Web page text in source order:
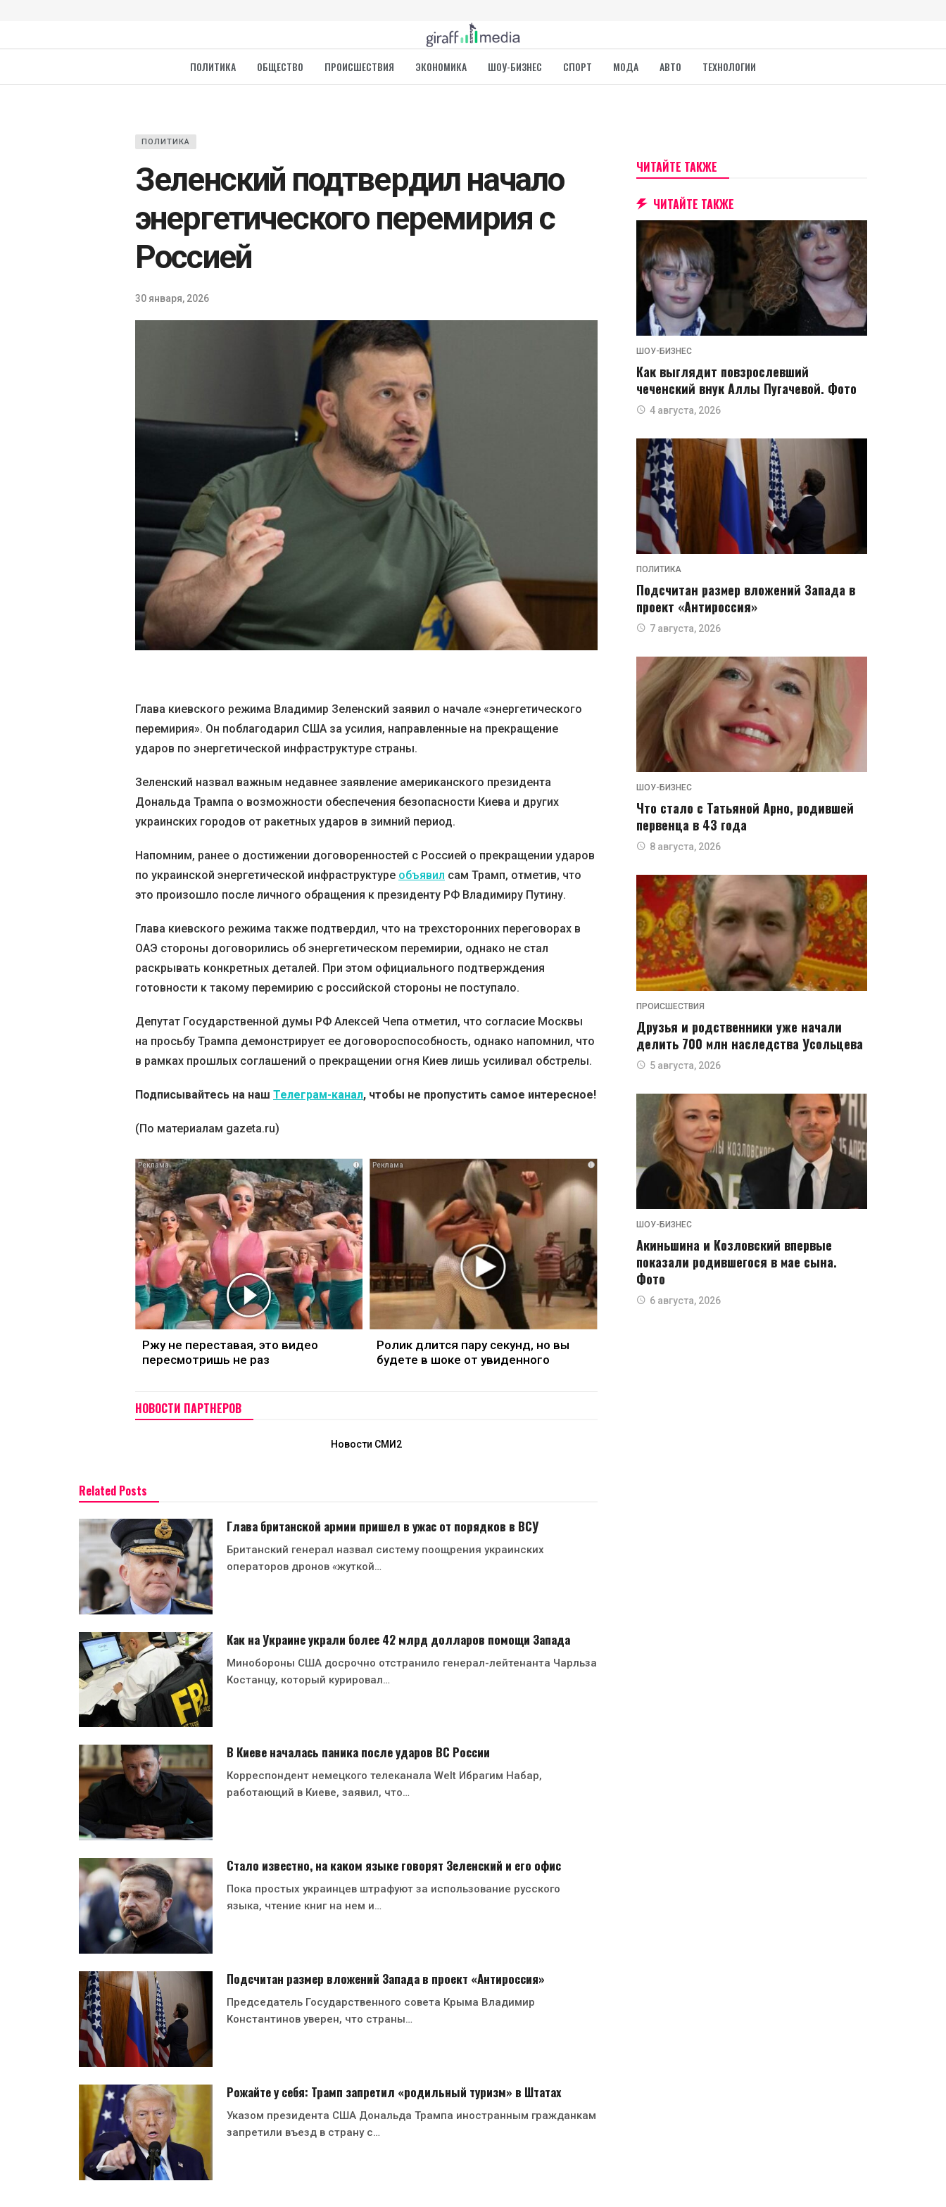
ПОЛИТИКА ОБЩЕСТВО ПРОИСШЕСТВИЯ ЭКОНОМИКА ШОУ-БИЗНЕС СПОРТ МОДА АВТО ТЕХНОЛОГИИ
ПОЛИТИКА
Зеленский подтвердил начало
энергетического перемирия с
Россией
30 января, 2026
Глава киевского режима Владимир Зеленский заявил о начале «энергетического
перемирия». Он поблагодарил США за усилия, направленные на прекращение
ударов по энергетической инфраструктуре страны.
Зеленский назвал важным недавнее заявление американского президента
Дональда Трампа о возможности обеспечения безопасности Киева и других
украинских городов от ракетных ударов в зимний период.
Напомним, ранее о достижении договоренностей с Россией о прекращении ударов
по украинской энергетической инфраструктуре объявил сам Трамп, отметив, что
это произошло после личного обращения к президенту РФ Владимиру Путину.
Глава киевского режима также подтвердил, что на трехсторонних переговорах в
ОАЭ стороны договорились об энергетическом перемирии, однако не стал
раскрывать конкретных деталей. При этом официального подтверждения
готовности к такому перемирию с российской стороны не поступало.
Депутат Государственной думы РФ Алексей Чепа отметил, что согласие Москвы
на просьбу Трампа демонстрирует ее договороспособность, однако напомнил, что
в рамках прошлых соглашений о прекращении огня Киев лишь усиливал обстрелы.
Подписывайтесь на наш Телеграм-канал, чтобы не пропустить самое интересное!
(По материалам gazeta.ru)
i
Ржу не переставая, это видео
пересмотришь не раз
i
Ролик длится пару секунд, но вы
будете в шоке от увиденного
НОВОСТИ ПАРТНЕРОВ
Новости СМИ2
Related Posts
Глава британской армии пришел в ужас от порядков в ВСУ
Британский генерал назвал систему поощрения украинских
операторов дронов «жуткой…
Как на Украине украли более 42 млрд долларов помощи Запада
Минобороны США досрочно отстранило генерал-лейтенанта Чарльза
Костанцу, который курировал…
В Киеве началась паника после ударов ВС России
Корреспондент немецкого телеканала Welt Ибрагим Набар,
работающий в Киеве, заявил, что…
Стало известно, на каком языке говорят Зеленский и его офис
Пока простых украинцев штрафуют за использование русского
языка, чтение книг на нем и…
Подсчитан размер вложений Запада в проект «Антироссия»
Председатель Государственного совета Крыма Владимир
Константинов уверен, что страны…
Рожайте у себя: Трамп запретил «родильный туризм» в Штатах
Указом президента США Дональда Трампа иностранным гражданкам
запретили въезд в страну с…
ЧИТАЙТЕ ТАКЖЕ
ЧИТАЙТЕ ТАКЖЕ
ШОУ-БИЗНЕС
Как выглядит повзрослевший
чеченский внук Аллы Пугачевой. Фото
4 августа, 2026
ПОЛИТИКА
Подсчитан размер вложений Запада в
проект «Антироссия»
7 августа, 2026
ШОУ-БИЗНЕС
Что стало с Татьяной Арно, родившей
первенца в 43 года
8 августа, 2026
ПРОИСШЕСТВИЯ
Друзья и родственники уже начали
делить 700 млн наследства Усольцева
5 августа, 2026
ШОУ-БИЗНЕС
Акиньшина и Козловский впервые
показали родившегося в мае сына.
Фото
6 августа, 2026